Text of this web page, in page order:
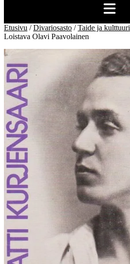
Etusivu /Divariosasto /Taide ja kulttuuri
Loistava Olavi Paavolainen